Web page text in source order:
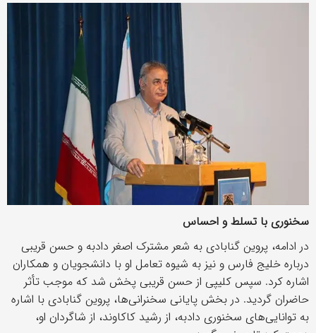
سخنوری با تسلط و احساس
در ادامه، پروین گنابادی به شعر مشترک اصغر دادبه و حسن قریبی
درباره خلیج فارس و نیز به شیوه تعامل او با دانشجویان و همکاران
اشاره کرد. سپس کلیپی از حسن قریبی پخش شد که موجب تأثر
حاضران گردید. در بخش پایانی سخنرانی‌ها، پروین گنابادی با اشاره
به توانایی‌های سخنوری دادبه، از رشید کاکاوند، از شاگردان او،